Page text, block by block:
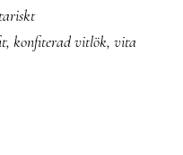
, konfiterad vitlök, vita